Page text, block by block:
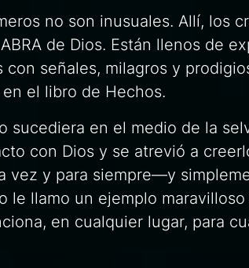
no son inusuales. Allí, los
de Dios. Están llenos de
con señales, milagros y
el libro de Hechos.
sucediera en el medio de la
con Dios y se atrevió a
y para siempre—y
le llamo un ejemplo
en cualquier lugar, para